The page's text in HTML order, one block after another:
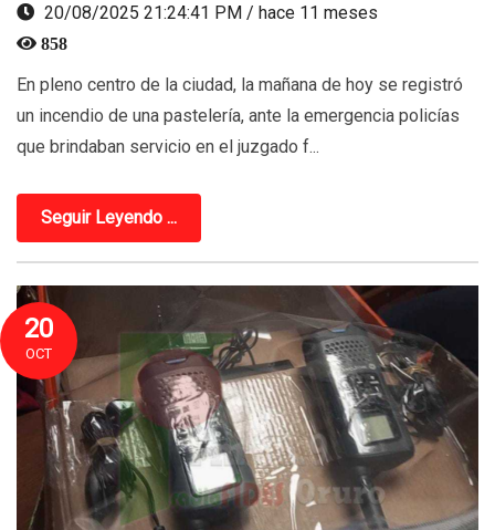
20/08/2025 21:24:41 PM / hace 11 meses
858
En pleno centro de la ciudad, la mañana de hoy se registró
un incendio de una pastelería, ante la emergencia policías
que brindaban servicio en el juzgado f...
Seguir Leyendo ...
20
OCT